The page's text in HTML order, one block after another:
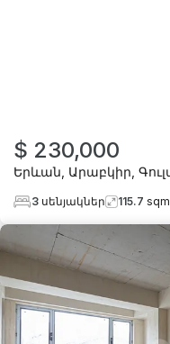
$ 230,000
Երևան Արաբկիր
3 սենյակներ 115.7 sqm